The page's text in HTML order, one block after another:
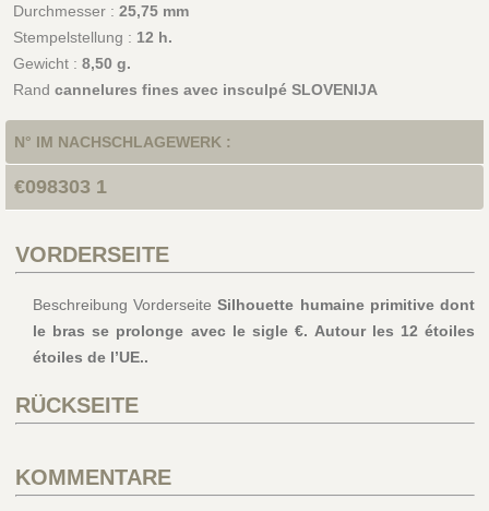
Durchmesser : 25,75 mm
Stempelstellung : 12 h.
Gewicht : 8,50 g.
Rand cannelures fines avec insculpé SLOVENIJA
N° IM NACHSCHLAGEWERK :
€098303 1
VORDERSEITE
Beschreibung VorderseiteSilhouette humaine primitive dont
le bras se prolonge avec le sigle €. Autour les 12 étoiles
étoiles de l’UE..
RÜCKSEITE
KOMMENTARE